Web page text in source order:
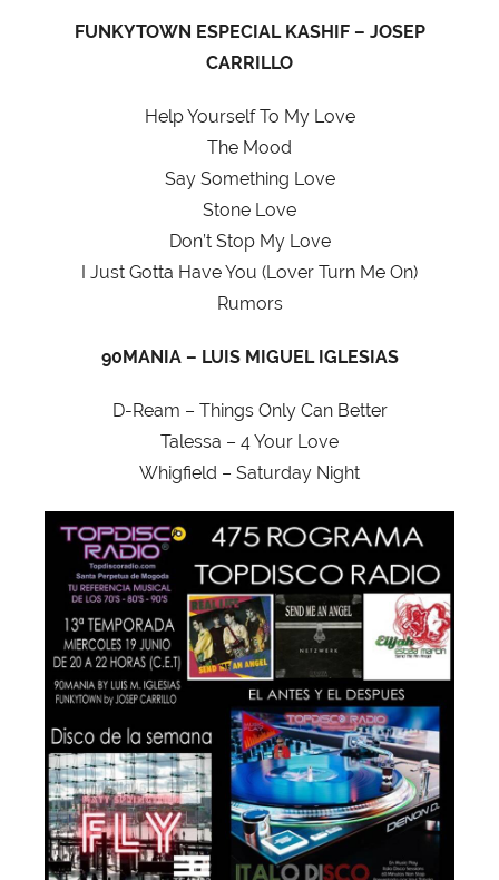
FUNKYTOWN ESPECIAL KASHIF – JOSEP
CARRILLO
Help Yourself To My Love
The Mood
Say Something Love
Stone Love
Don’t Stop My Love
I Just Gotta Have You (Lover Turn Me On)
Rumors
90MANIA – LUIS MIGUEL IGLESIAS
D-Ream – Things Only Can Better
Talessa – 4 Your Love
Whigfield – Saturday Night